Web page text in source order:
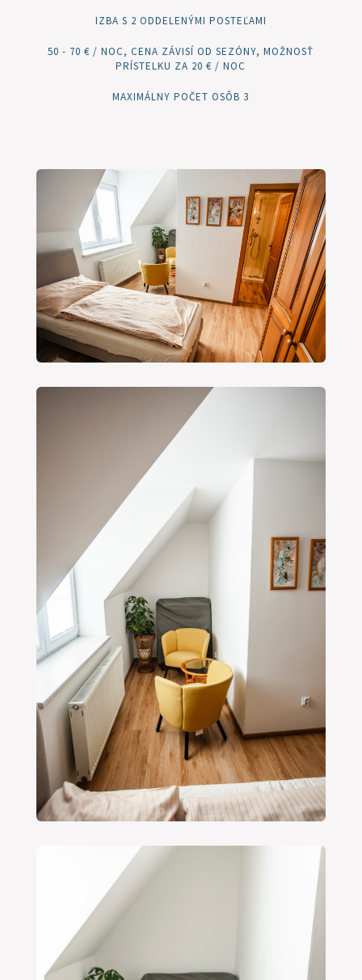
IZBA S 2 ODDELENÝMI POSTEĽAMI
50 - 70 € / NOC, CENA ZÁVISÍ OD SEZÓNY, MOŽNOSŤ
PRÍSTELKU ZA 20 € / NOC
MAXIMÁLNY POČET OSÔB 3